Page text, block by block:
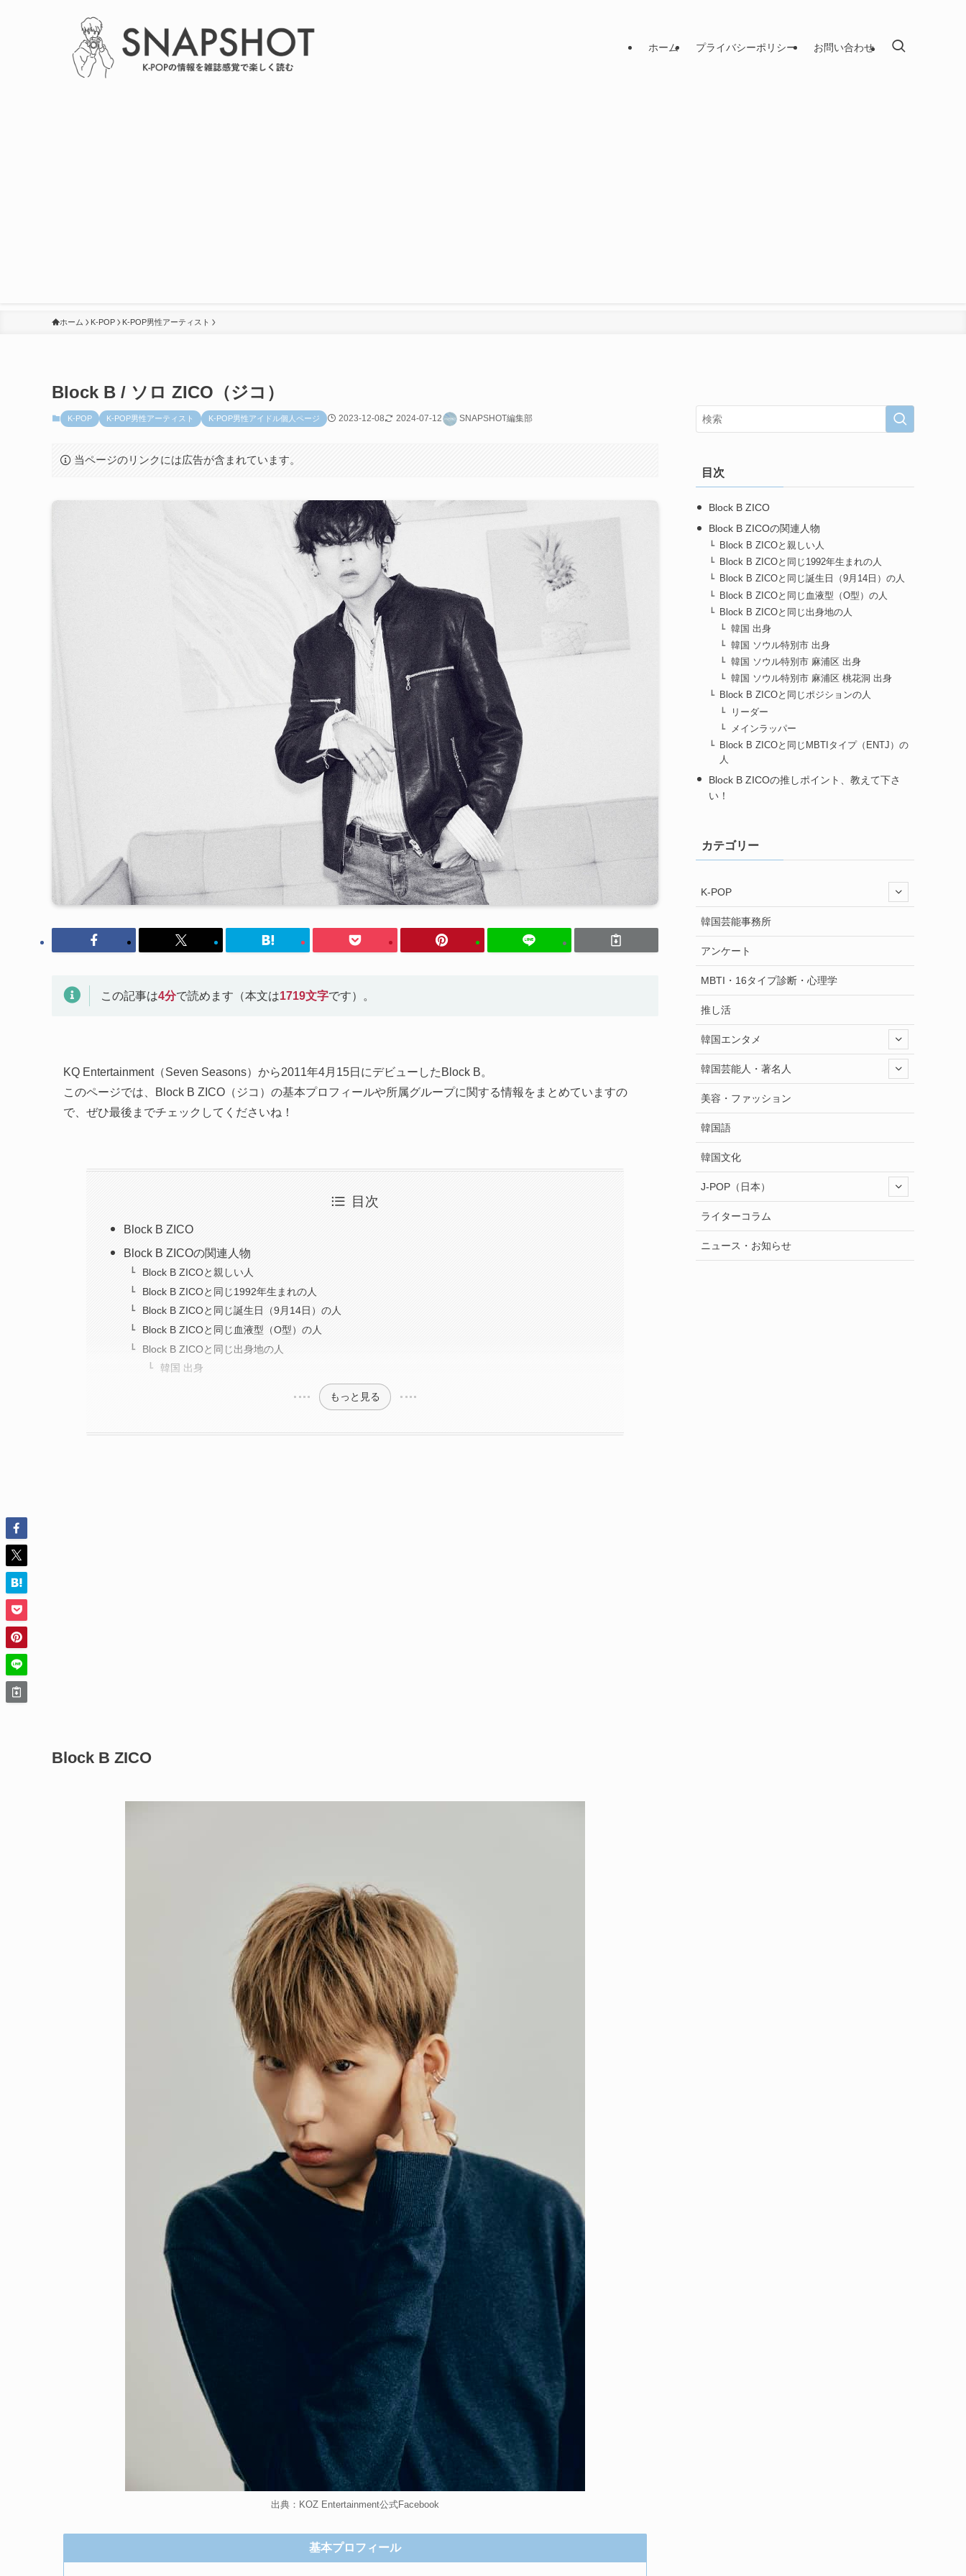
ホーム プライバシーポリシー お問い合わせ
ホーム K-POP K-POP男性アーティスト
Block B / ソロ ZICO（ジコ）
K-POP K-POP男性アーティスト K-POP男性アイドル個人ページ 2023-12-08 2024-07-12 SNAPSHOT編集部
当ページのリンクには広告が含まれています。
この記事は4分で読めます（本文は1719文字です）。
KQ Entertainment（Seven Seasons）から2011年4月15日にデビューしたBlock B。
このページでは、Block B ZICO（ジコ）の基本プロフィールや所属グループに関する情報をまとめていますの
で、ぜひ最後までチェックしてくださいね！
目次
Block B ZICO
Block B ZICOの関連人物
Block B ZICOと親しい人
Block B ZICOと同じ1992年生まれの人
Block B ZICOと同じ誕生日（9月14日）の人
Block B ZICOと同じ血液型（O型）の人
Block B ZICOと同じ出身地の人
韓国 出身
もっと見る
Block B ZICO
出典：KOZ Entertainment公式Facebook
基本プロフィール
目次
Block B ZICO
Block B ZICOの関連人物
Block B ZICOと親しい人
Block B ZICOと同じ1992年生まれの人
Block B ZICOと同じ誕生日（9月14日）の人
Block B ZICOと同じ血液型（O型）の人
Block B ZICOと同じ出身地の人
韓国 出身
韓国 ソウル特別市 出身
韓国 ソウル特別市 麻浦区 出身
韓国 ソウル特別市 麻浦区 桃花洞 出身
Block B ZICOと同じポジションの人
リーダー
メインラッパー
Block B ZICOと同じMBTIタイプ（ENTJ）の
人
Block B ZICOの推しポイント、教えて下さ
い！
カテゴリー
K-POP
韓国芸能事務所
アンケート
MBTI・16タイプ診断・心理学
推し活
韓国エンタメ
韓国芸能人・著名人
美容・ファッション
韓国語
韓国文化
J-POP（日本）
ライターコラム
ニュース・お知らせ